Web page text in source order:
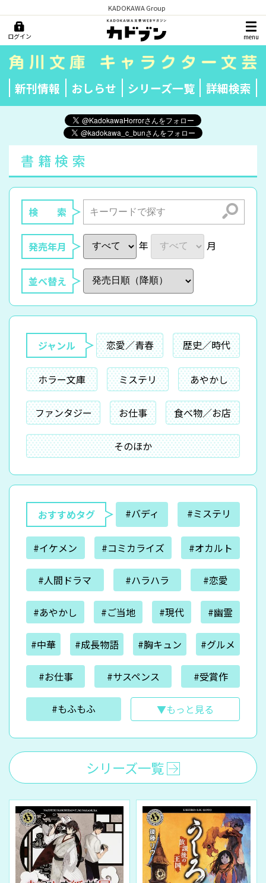
KADOKAWA Group
ログイン menu
新刊情報 おしらせ シリーズ一覧 詳細検索
書籍検索
検 索 検索
発売年月 年 月
並べ替え
ジャンル 恋愛／青春 歴史／時代
ホラー文庫 ミステリ あやかし
ファンタジー お仕事 食べ物／お店
そのほか
おすすめタグ #バディ #ミステリ
#イケメン #コミカライズ #オカルト
#人間ドラマ #ハラハラ #恋愛
#あやかし #ご当地 #現代 #幽霊
#中華 #成長物語 #胸キュン #グルメ
#お仕事 #サスペンス #受賞作
#もふもふ ▼もっと見る
シリーズ一覧